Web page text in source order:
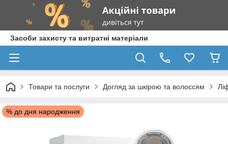
Засоби захисту та витратні матеріали
Товари та послуги Догляд за шкірою та волоссям
% до дня народження